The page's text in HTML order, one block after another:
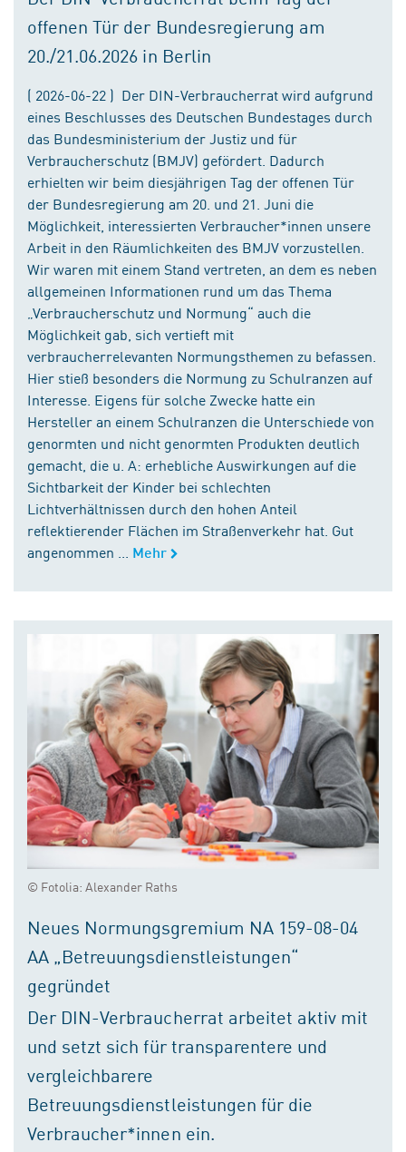
offenen Tür der Bundesregierung am
20./21.06.2026 in Berlin
( 2026-06-22 ) Der DIN-Verbraucherrat wird aufgrund
eines Beschlusses des Deutschen Bundestages durch
das Bundesministerium der Justiz und für
Verbraucherschutz (BMJV) gefördert. Dadurch
erhielten wir beim diesjährigen Tag der offenen Tür
der Bundesregierung am 20. und 21. Juni die
Möglichkeit, interessierten Verbraucher*innen unsere
Arbeit in den Räumlichkeiten des BMJV vorzustellen.
Wir waren mit einem Stand vertreten, an dem es neben
allgemeinen Informationen rund um das Thema
„Verbraucherschutz und Normung“ auch die
Möglichkeit gab, sich vertieft mit
verbraucherrelevanten Normungsthemen zu befassen.
Hier stieß besonders die Normung zu Schulranzen auf
Interesse. Eigens für solche Zwecke hatte ein
Hersteller an einem Schulranzen die Unterschiede von
genormten und nicht genormten Produkten deutlich
gemacht, die u. A: erhebliche Auswirkungen auf die
Sichtbarkeit der Kinder bei schlechten
Lichtverhältnissen durch den hohen Anteil
reflektierender Flächen im Straßenverkehr hat. Gut
angenommen ...
Mehr
© Fotolia: Alexander Raths
Neues Normungsgremium NA 159-08-04
AA „Betreuungsdienstleistungen“
gegründet
Der DIN-Verbraucherrat arbeitet aktiv mit
und setzt sich für transparentere und
vergleichbarere
Betreuungsdienstleistungen für die
Verbraucher*innen ein.